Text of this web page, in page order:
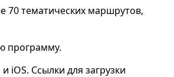
70 тематических маршрутов,
программу.
iOS. Ссылки для загрузки